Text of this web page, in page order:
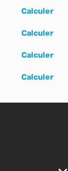
Calculer
Calculer
Calculer
Calculer